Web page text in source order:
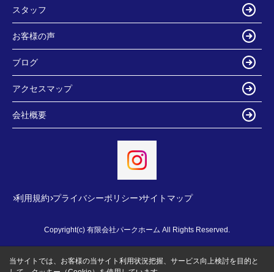
スタッフ
お客様の声
ブログ
アクセスマップ
会社概要
利用規約 プライバシーポリシー サイトマップ
Copyright(c) 有限会社パークホーム All Rights Reserved.
当サイトでは、お客様の当サイト利用状況把握、サービス向上検討を目的と